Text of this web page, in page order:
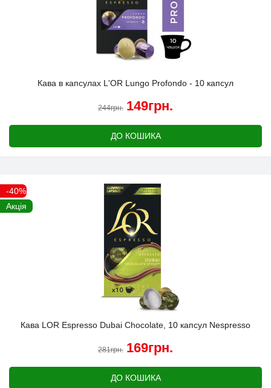
Кава в капсулах L'OR Lungo Profondo - 10 капсул
244грн. 149грн.
ДО КОШИКА
-40%
Акція
Кава LOR Espresso Dubai Chocolate, 10 капсул Nespresso
281грн. 169грн.
ДО КОШИКА